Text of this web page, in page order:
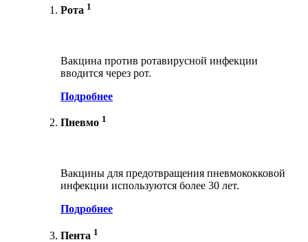
Рота 1
Вакцина против ротавирусной инфекции
вводится через рот.
Подробнее
Пневмо 1
Вакцины для предотвращения пневмококковой
инфекции используются более 30 лет.
Подробнее
Пента 1